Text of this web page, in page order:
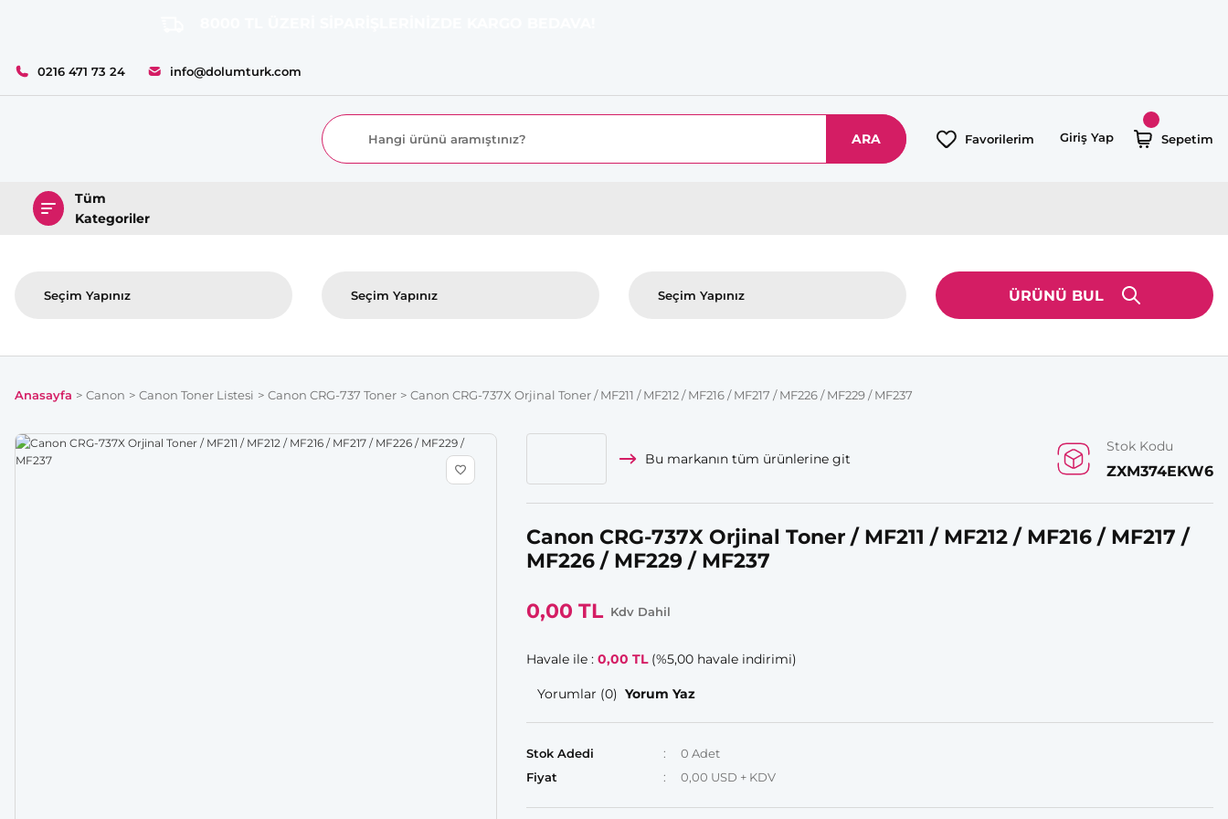
0216 471 73 24 info@dolumturk.com
ARA Favorilerim Giriş Yap Sepetim
Tüm
Kategoriler
ÜRÜNÜ BUL
Anasayfa Canon Canon Toner Listesi Canon CRG-737 Toner Canon CRG-737X Orjinal Toner / MF211 / MF212 / MF216 / MF217 / MF226 / MF229 / MF237
Bu markanın tüm ürünlerine git
Stok Kodu
ZXM374EKW6
Canon CRG-737X Orjinal Toner / MF211 / MF212 / MF216 / MF217 /
MF226 / MF229 / MF237
0,00 TL Kdv Dahil
Havale ile : 0,00 TL(%5,00 havale indirimi)
Yorumlar (0) Yorum Yaz
Stok Adedi
0 Adet
Fiyat
0,00 USD + KDV